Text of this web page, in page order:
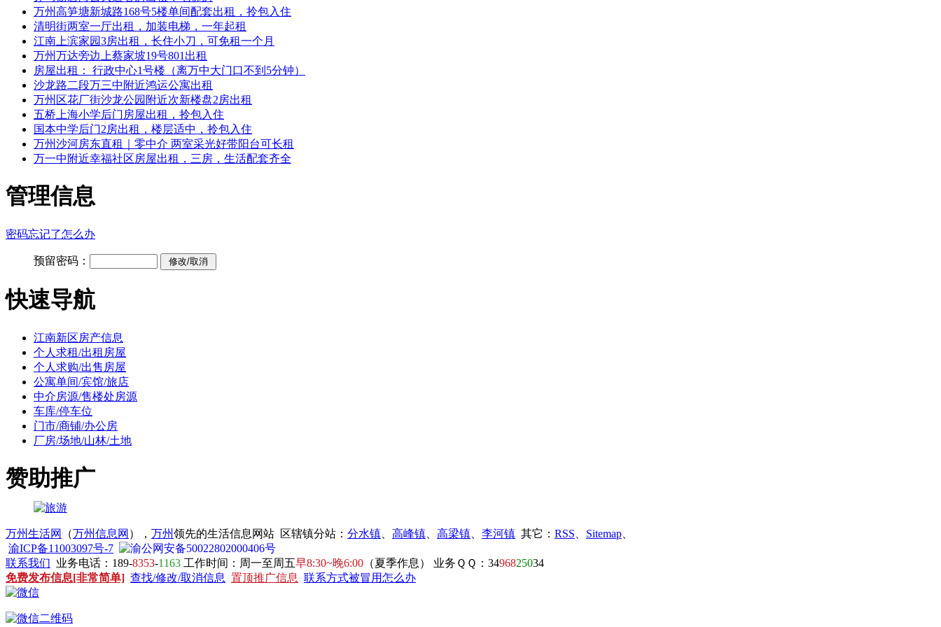
万州高笋塘新城路168号5楼单间配套出租，拎包入住
清明街两室一厅出租，加装电梯，一年起租
江南上滨家园3房出租，长住小刀，可免租一个月
万州万达旁边上蔡家坡19号801出租
房屋出租： 行政中心1号楼（离万中大门口不到5分钟）
沙龙路二段万三中附近鸿运公寓出租
万州区花厂街沙龙公园附近次新楼盘2房出租
五桥上海小学后门房屋出租，拎包入住
国本中学后门2房出租，楼层适中，拎包入住
万州沙河房东直租｜零中介 两室采光好带阳台可长租
万一中附近幸福社区房屋出租，三房，生活配套齐全
管理信息
密码忘记了怎么办
预留密码：
快速导航
江南新区房产信息
个人求租/出租房屋
个人求购/出售房屋
公寓单间/宾馆/旅店
中介房源/售楼处房源
车库/停车位
门市/商铺/办公房
厂房/场地/山林/土地
赞助推广
万州生活网 （万州信息网 ）， 万州领先的生活信息网站 区辖镇分站： 分水镇 高峰镇 高梁镇 李河镇 其它： RSS Sitemap
渝ICP备11003097号-7
渝公网安备50022802000406号
联系我们 业务电话：189-8353-1163 工作时间：周一至周五早8:30~晚6:00 （夏季作息） 业务ＱＱ：3496825034
免费发布信息[非常简单] 查找/修改/取消信息 置顶推广信息 联系方式被冒用怎么办